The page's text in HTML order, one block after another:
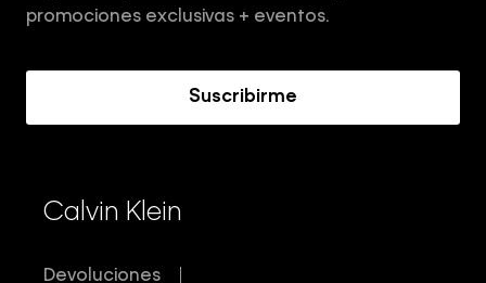
Términos y Condiciones
promociones exclusivas + eventos.
Suscribirme
Calvin Klein
Devoluciones